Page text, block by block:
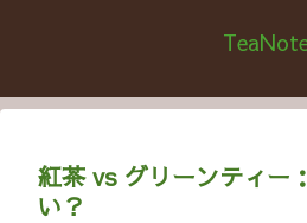
紅茶 vs グリーンティー
い？